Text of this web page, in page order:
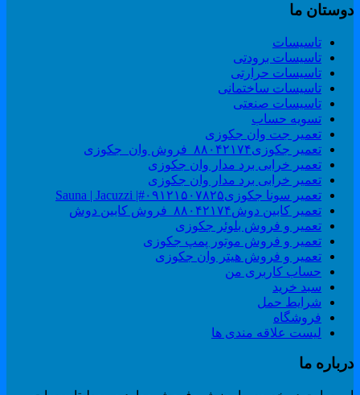
ما
تاسیسات
تاسیسات برودتی
تاسیسات حرارتی
تاسیسات ساختمانی
تاسیسات صنعتی
تسویه حساب
تعمیر جت وان جکوزی
تعمیر جکوزی۸۸۰۴۲۱۷۴_فروش وان_جکوزی
تعمیر خرابی برد مدار وان جکوزی
تعمیر خرابی برد مدار وان جکوزی
تعمیر سونا جکوزی۰۹۱۲۱۵۰۷۸۲۵#| Sauna | Jacuzzi
تعمیر کابین دوش۸۸۰۴۲۱۷۴_فروش کابین دوش
تعمیر و فروش بلوئر جکوزی
تعمیر و فروش موتور پمپ جکوزی
تعمیر و فروش هیتر وان جکوزی
حساب کاربری من
سبد خرید
شرایط حمل
فروشگاه
لیست علاقه مندی ها
ما